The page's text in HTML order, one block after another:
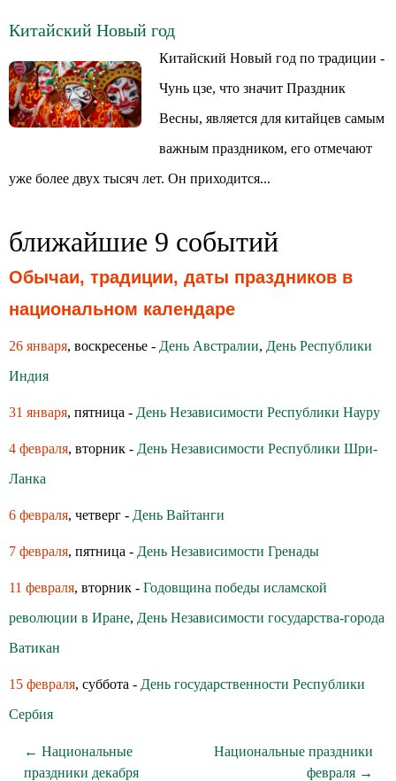
Китайский Новый год
Китайский Новый год по традиции -
Чунь цзе, что значит Праздник
Весны, является для китайцев самым
важным праздником, его отмечают
уже более двух тысяч лет. Он приходится...
ближайшие 9 событий
Обычаи, традиции, даты праздников в
национальном календаре
26 января, воскресенье - День Австралии, День Республики
Индия
31 января, пятница - День Независимости Республики Науру
4 февраля, вторник - День Независимости Республики Шри-
Ланка
6 февраля, четверг - День Вайтанги
7 февраля, пятница - День Независимости Гренады
11 февраля, вторник - Годовщина победы исламской
революции в Иране, День Независимости государства-города
Ватикан
15 февраля, суббота - День государственности Республики
Сербия
← Национальные
праздники декабря
Национальные праздники
февраля →